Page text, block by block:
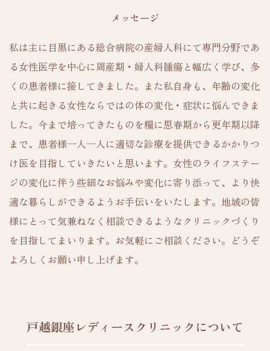
メッセージ
私は主に目黒にある総合病院の産婦人科にて専門分野であ
る女性医学を中心に周産期・婦人科腫瘍と幅広く学び、多
くの患者様に接してきました。また私自身も、年齢の変化
と共に起きる女性ならではの体の変化・症状に悩んできま
した。今まで培ってきたものを糧に思春期から更年期以降
まで、患者様一人一人に適切な診療を提供できるかかりつ
け医を目指していきたいと思います。女性のライフステー
ジの変化に伴う些細なお悩みや変化に寄り添って、より快
適な暮らしができるようお手伝いをいたします。地域の皆
様にとって気兼ねなく相談できるようなクリニックづくり
を目指してまいります。お気軽にご相談ください。どうぞ
よろしくお願い申し上げます。
戸越銀座レディースクリニックについて